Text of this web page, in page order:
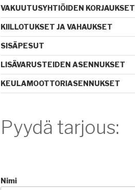
VAKUUTUSYHTIÖIDEN KORJAUKSET
KIILLOTUKSET JA VAHAUKSET
SISÄPESUT
LISÄVARUSTEIDEN ASENNUKSET
KEULAMOOTTORIASENNUKSET
Pyydä tarjous:
Nimi